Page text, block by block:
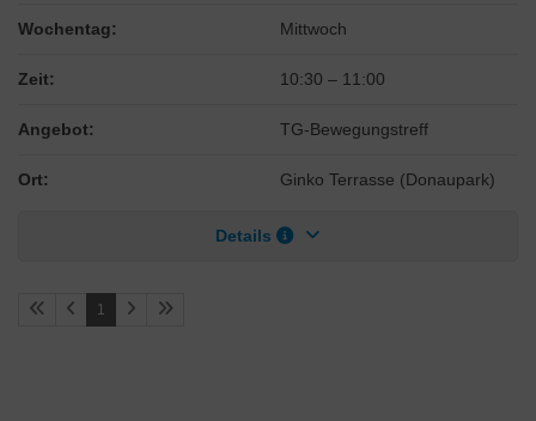
Wochentag: Mittwoch
Zeit: 10:30 – 11:00
Angebot: TG-Bewegungstreff
Ort: Ginko Terrasse (Donaupark)
Details
1